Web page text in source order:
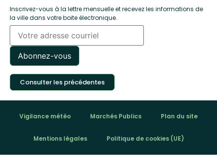
Inscrivez-vous à la lettre mensuelle et recevez les informations de
la ville dans votre boite électronique.
Consulter les précédentes
Vigilance météo Marchés Publics Plan du site
Mentions légales Politique de cookies (UE)